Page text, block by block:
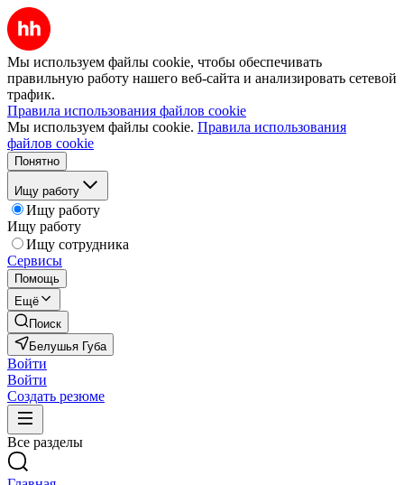
Мы используем файлы cookie, чтобы обеспечивать
правильную работу нашего веб-сайта и анализировать сетевой
трафик.
Правила использования файлов cookie
Мы используем файлы cookie. Правила использования
файлов cookie
Понятно
Ищу работу
Ищу работу
Ищу работу
Ищу сотрудника
Сервисы
Помощь
Ещё
Поиск
Белушья Губа
Войти
Войти
Создать резюме
Все разделы